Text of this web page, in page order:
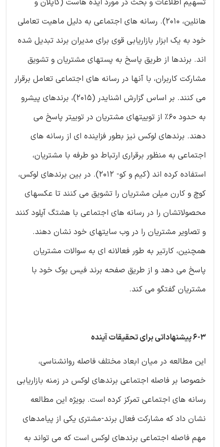
هانلین، 2010). رسانه های اجتماعی به دلیل ماهیت تعاملی
خود به یک ابزار بازاریابی قوی برای مدیران برند تبدیل شده
اند. برندها از طریق پاسخ به پستهای مشتریان و تشویق
مشارکت کاربران، با آنها در رسانه های اجتماعی تعامل برقرار
می کنند. بر اساس گزارش اشنایدر (2015)، برندهای پیشرو
به حدود 60% از توییتهای مشتریان در توییتر پاسخ می
دهند. برندهای لوکس نیز بطور فزاینده ای از رسانه های
اجتماعی به منظور برقراری ارتباط دو طرفه با مشتریان،
استفاده کرده اند (کیم و کو- 2012). در بین برندهای لوکس،
کوچ و کارن میلن مشتریان را تشویق می کنند تا عکسهای
محصولاتشان را در رسانه های اجتماعی با هشتگ آپلود کنند
و تصاویر مشتریان را در وب سایتهای خود نشان دهند.
همچنین، کارتیر به طور فعالانه ای به سوالات مشتریان
پاسخ می دهد و از طریق صفحه برند فیس بوک خود با
مشتریان گفتگو می کند.
6-3 پیشنهاداتی برای تحقیقات آینده
این مطالعه در میان ابعاد مختلف فاصله روانشناسی،
خصوصا بر فاصله اجتماعی برندهای لوکس در زمنه بازاریابی
رسانه های اجتماعی تمرکز کرده است. بویژه این مطالعه
نشان داد که مشارکت فعال برند-مشتری یکی از پیامدهای
مهم فاصله اجتماعی برندهای لوکس است که می تواند به